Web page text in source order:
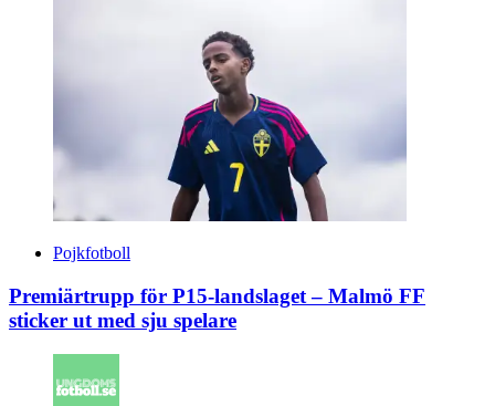
Pojkfotboll
Premiärtrupp för P15-landslaget – Malmö FF
sticker ut med sju spelare